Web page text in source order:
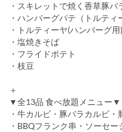
・スキレットで焼く香草豚バ
・ハンバーグパテ（トルティ
・トルティーヤ(ハンバーグ用)
・塩焼きそば
・フライドポテト
・枝豆
＋
▼全13品 食べ放題メニュー▼
・牛カルビ・豚バラカルビ
・BBQフランク串・ソーセ